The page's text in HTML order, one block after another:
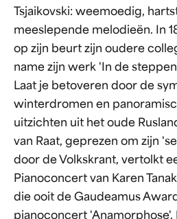
Tsjaikovski: weemoedig,
meeslepende melodieën. In
op zijn beurt zijn oudere
name zijn werk 'In de steppen
Laat je betoveren door de
winterdromen en
uitzichten uit het oude
van Raat, geprezen om zijn
door de Volkskrant, vertolkt
Pianoconcert van Karen
die ooit de Gaudeamus
pianoconcert 'Anamorphose'.